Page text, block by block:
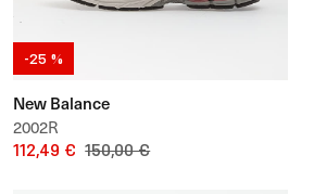
-25 %
New Balance
2002R
112,49 € 150,00 €